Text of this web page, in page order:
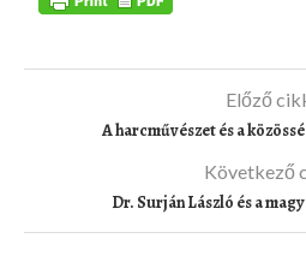
Előző
A harcművészet és a
Következő
Dr. Surján László és a